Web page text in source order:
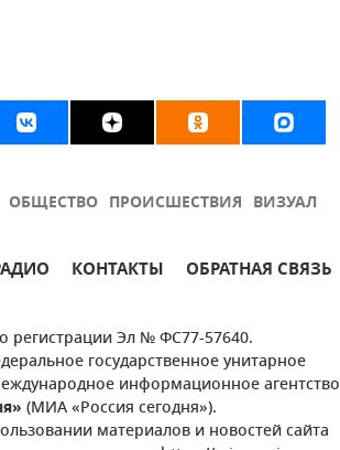
ОБЩЕСТВО ПРОИСШЕСТВИЯ ВИЗУАЛ
КОНТАКТЫ ОБРАТНАЯ СВЯЗЬ
регистрации Эл № ФС77-57640.
государственное унитарное
информационное агентство
(МИА «Россия сегодня»).
материалов и новостей сайта